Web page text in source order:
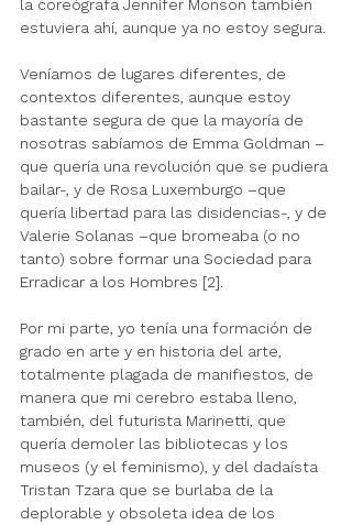
la coreógrafa Jennifer Monson también
estuviera ahí, aunque ya no estoy segura.
Veníamos de lugares diferentes, de
contextos diferentes, aunque estoy
bastante segura de que la mayoría de
nosotras sabíamos de Emma Goldman –
que quería una revolución que se pudiera
bailar-, y de Rosa Luxemburgo –que
quería libertad para las disidencias-, y de
Valerie Solanas –que bromeaba (o no
tanto) sobre formar una Sociedad para
Erradicar a los Hombres [2].
Por mi parte, yo tenía una formación de
grado en arte y en historia del arte,
totalmente plagada de manifiestos, de
manera que mi cerebro estaba lleno,
también, del futurista Marinetti, que
quería demoler las bibliotecas y los
museos (y el feminismo), y del dadaísta
Tristan Tzara que se burlaba de la
deplorable y obsoleta idea de los